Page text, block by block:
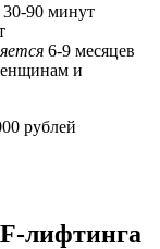
30-90 минут
6-9 месяцев
и
рублей
лифтинга